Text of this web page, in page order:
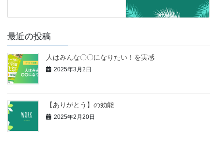
最近の投稿
人はみんな〇〇になりたい！を実感
2025年3月2日
【ありがとう】の効能
2025年2月20日